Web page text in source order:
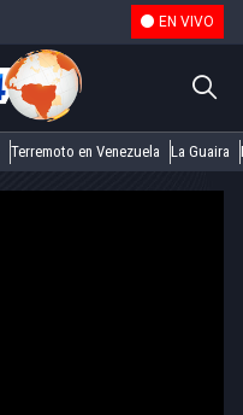
EN VIVO
Terremoto en Venezuela La Guaira